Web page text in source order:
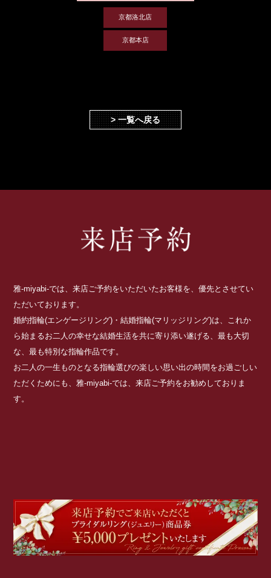
京都洛北店
京都本店
> 一覧へ戻る
雅-miyabi-では、来店ご予約をいただいたお客様を、優先とさせてい
ただいております。
婚約指輪(エンゲージリング)・結婚指輪(マリッジリング)は、これか
ら始まるお二人の幸せな結婚生活を共に寄り添い遂げる、最も大切
な、最も特別な指輪作品です。
お二人の一生ものとなる指輪選びの楽しい思い出の時間をお過ごしい
ただくためにも、雅-miyabi-では、来店ご予約をお勧めしておりま
す。